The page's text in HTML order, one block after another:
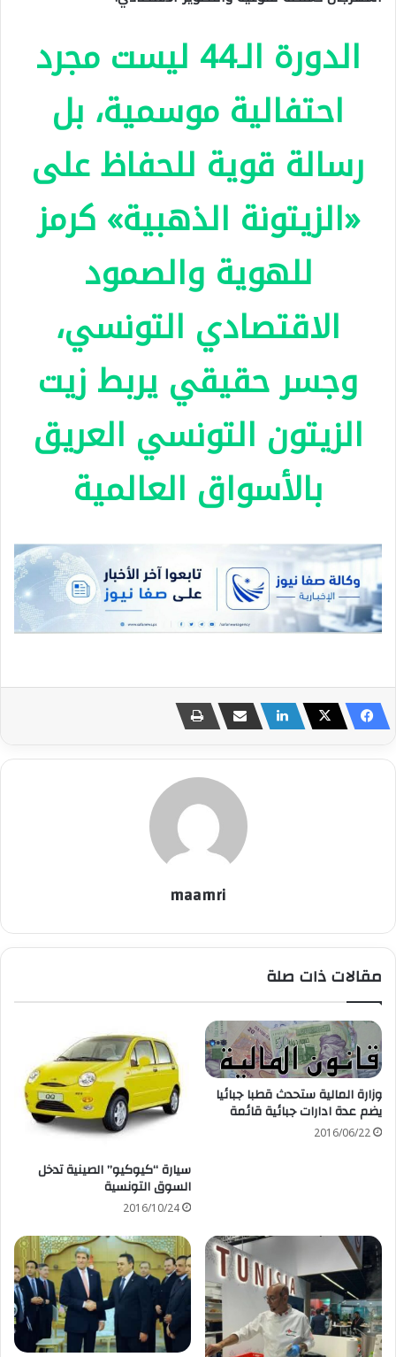
الدورة الـ44 ليست مجرد
احتفالية موسمية، بل
رسالة قوية للحفاظ على
«الزيتونة الذهبية» كرمز
للهوية والصمود
الاقتصادي التونسي،
وجسر حقيقي يربط زيت
الزيتون التونسي العريق
بالأسواق العالمية
maamri
مقالات ذات صلة
وزارة المالية ستحدث قطبا جبائيا
يضم عدة ادارات جبائية قائمة
2016/06/22
سيارة “كيوكيو” الصينية تدخل
السوق التونسية
2016/10/24